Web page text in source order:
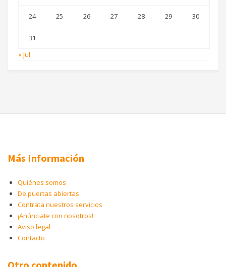
24 25 26 27 28 29 30
31
« Jul
Más Información
Quiénes somos
De puertas abiertas
Contrata nuestros servicios
¡Anúnciate con nosotros!
Aviso legal
Contacto